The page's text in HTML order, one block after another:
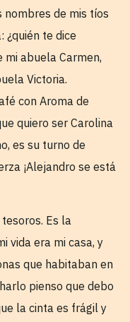
nombres de mis tíos
¿quién te dice
mi abuela Carmen,
Victoria.
con Aroma de
quiero ser Carolina
es su turno de
¡Alejandro se está
Es la
vida era mi casa, y
que habitaban en
pienso que debo
la cinta es frágil y